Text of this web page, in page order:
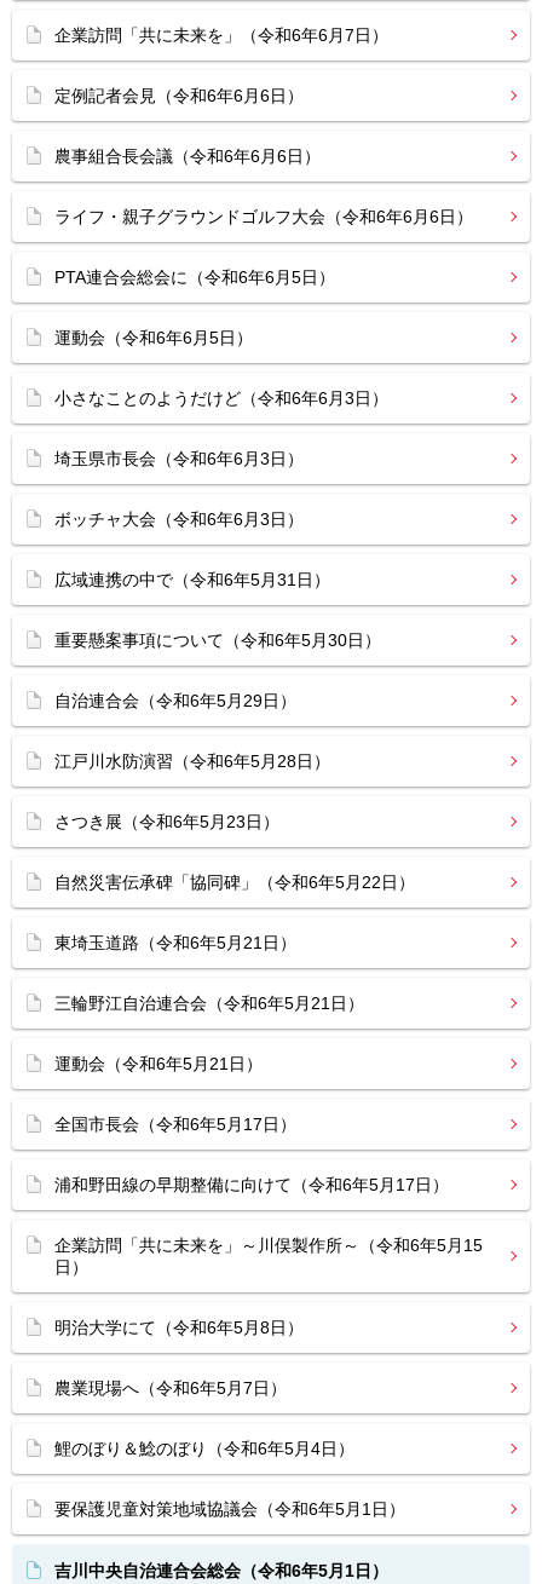
企業訪問「共に未来を」（令和6年6月7日）
定例記者会見（令和6年6月6日）
農事組合長会議（令和6年6月6日）
ライフ・親子グラウンドゴルフ大会（令和6年6月6日）
PTA連合会総会に（令和6年6月5日）
運動会（令和6年6月5日）
小さなことのようだけど（令和6年6月3日）
埼玉県市長会（令和6年6月3日）
ボッチャ大会（令和6年6月3日）
広域連携の中で（令和6年5月31日）
重要懸案事項について（令和6年5月30日）
自治連合会（令和6年5月29日）
江戸川水防演習（令和6年5月28日）
さつき展（令和6年5月23日）
自然災害伝承碑「協同碑」（令和6年5月22日）
東埼玉道路（令和6年5月21日）
三輪野江自治連合会（令和6年5月21日）
運動会（令和6年5月21日）
全国市長会（令和6年5月17日）
浦和野田線の早期整備に向けて（令和6年5月17日）
企業訪問「共に未来を」～川俣製作所～（令和6年5月15
日）
明治大学にて（令和6年5月8日）
農業現場へ（令和6年5月7日）
鯉のぼり＆鯰のぼり（令和6年5月4日）
要保護児童対策地域協議会（令和6年5月1日）
吉川中央自治連合会総会（令和6年5月1日）